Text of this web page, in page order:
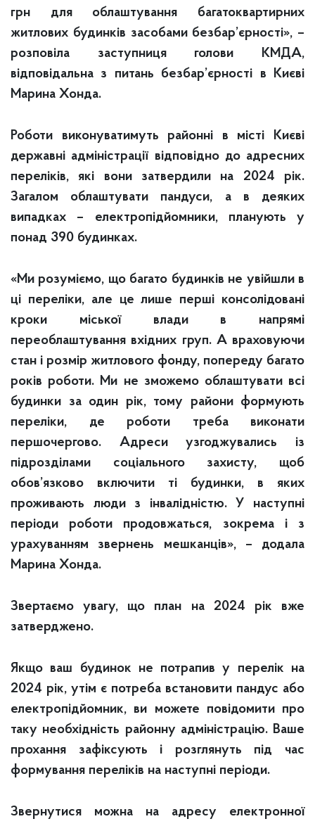
грн для облаштування багатоквартирних
житлових будинків засобами безбар’єрності», –
розповіла заступниця голови КМДА,
відповідальна з питань безбар’єрності в Києві
Марина Хонда.
Роботи виконуватимуть районні в місті Києві
державні адміністрації відповідно до адресних
переліків, які вони затвердили на 2024 рік.
Загалом облаштувати пандуси, а в деяких
випадках – електропідйомники, планують у
понад 390 будинках.
«Ми розуміємо, що багато будинків не увійшли в
ці переліки, але це лише перші консолідовані
кроки міської влади в напрямі
переоблаштування вхідних груп. А враховуючи
стан і розмір житлового фонду, попереду багато
років роботи. Ми не зможемо облаштувати всі
будинки за один рік, тому райони формують
переліки, де роботи треба виконати
першочергово. Адреси узгоджувались із
підрозділами соціального захисту, щоб
обов’язково включити ті будинки, в яких
проживають люди з інвалідністю. У наступні
періоди роботи продовжаться, зокрема і з
урахуванням звернень мешканців», – додала
Марина Хонда.
Звертаємо увагу, що план на 2024 рік вже
затверджено.
Якщо ваш будинок не потрапив у перелік на
2024 рік, утім є потреба встановити пандус або
електропідйомник, ви можете повідомити про
таку необхідність районну адміністрацію. Ваше
прохання зафіксують і розглянуть під час
формування переліків на наступні періоди.
Звернутися можна на адресу електронної